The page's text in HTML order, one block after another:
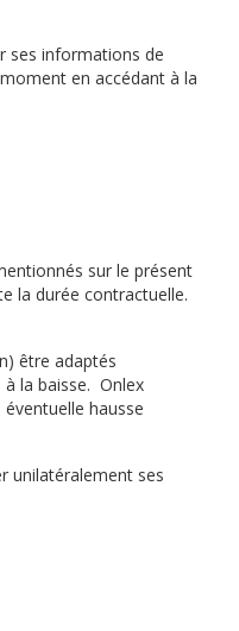
ses informations de
en accédant à la
sur le présent
la durée contractuelle.
être adaptés
la baisse. Onlex
hausse
unilatéralement ses